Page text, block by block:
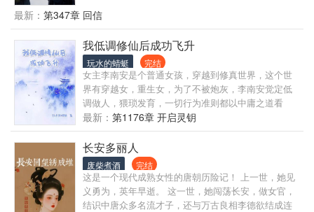
找我弟子有事？” 众人面如死灰。 …… 重生一世进了
修之派吗？ 因屠城被五马分尸的大师兄。 被爱侣挖心
挖肺掏出灵根，死无丧身之地的二师姐。 为护山门毒
到八座宗门被打碎经脉，砍下头颅的三师兄。 而小师
弟，更有些眼熟。 上辈子与她一起带领魔族大军，灭
了所有宗门的天渊魔尊，跟他长了一张一模一样的
脸。 沈南舟：“……小师妹，我们上辈子是不是见
过？” 叶绾绾：很好，她找到组织了。
经历一切险阻，治好自己身上的毒咒！而我身边也有
了师父，好友与小姐妹！ 修士之途，不在乎前路艰难
险阻，扞卫本心，才将守得大道天成！ 而我的道，便
是身边之人，一个都不能少！ 我的剑，也是扞卫苍生
之剑！
最新： 第347章 回信
我低调修仙后成功飞升
玩水的蜻蜓 完结
女主李南安是个普通女孩，穿越到修真世界，这个世
界有穿越女，重生女，为了不被炮灰，李南安觉定低
调做人，猥琐发育，一切行为准则都以中庸之道看
齐，最后成功飞升成仙的故事。
最新： 第1176章 开启灵钥
长安多丽人
废柴煮酒 完结
这是一个现代成熟女性的唐朝历险记！ 上一世，她见
义勇为，英年早逝。 这一世，她闯荡长安，做女官，
结识中唐众多名流才子，还与万古良相李德欲结成连